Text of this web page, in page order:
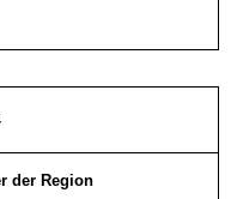
der Region